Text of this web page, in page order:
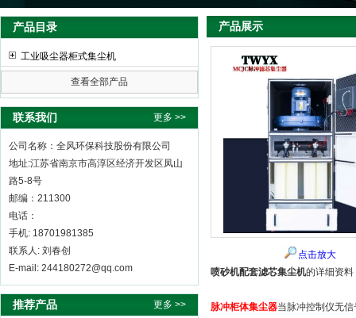
产品目录
工业吸尘器柜式集尘机
查看全部产品
联系我们 更多 >>
公司名称：全风环保科技股份有限公司
地址:江苏省南京市高淳区经济开发区凤山
路5-8号
邮编：211300
电话：
手机: 18701981385
联系人: 刘春创
E-mail: 244180272@qq.com
推荐产品 更多 >>
产品展示
点击放大
喷砂机配套滤芯集尘机的详细资料
脉冲柜体集尘器当脉冲控制仪无